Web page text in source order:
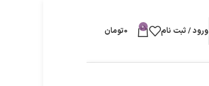
ورود / ثبت نام 0
0تومان